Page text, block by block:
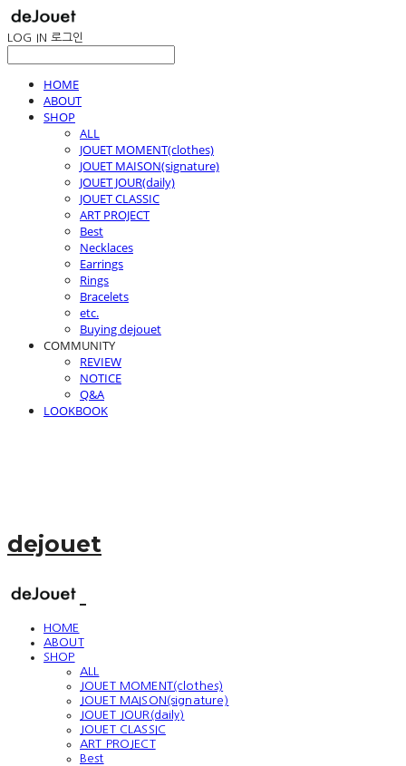
LOG IN 로그인
HOME
ABOUT
SHOP
ALL
JOUET MOMENT(clothes)
JOUET MAISON(signature)
JOUET JOUR(daily)
JOUET CLASSIC
ART PROJECT
Best
Necklaces
Earrings
Rings
Bracelets
etc.
Buying dejouet
COMMUNITY
REVIEW
NOTICE
Q&A
LOOKBOOK
dejouet
HOME
ABOUT
SHOP
ALL
JOUET MOMENT(clothes)
JOUET MAISON(signature)
JOUET JOUR(daily)
JOUET CLASSIC
ART PROJECT
Best